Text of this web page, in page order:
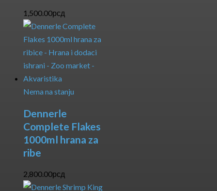
1,500.00рсд
Nema na stanju
Dennerle
Complete Flakes
1000ml hrana za
ribe
2,800.00рсд